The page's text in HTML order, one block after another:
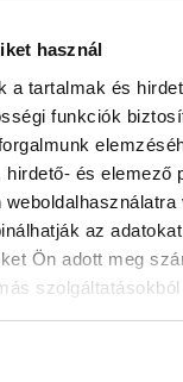
használ
a tartalmak és
funkciók
és elemező
az
Ön adott meg
ASZALT ÉS KANDÍROZOTT GYÜMÖLCSÖK